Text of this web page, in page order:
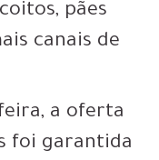
pães
canais de
a oferta
foi garantida